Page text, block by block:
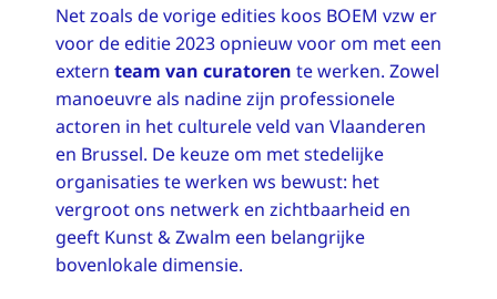
Net zoals de vorige edities koos BOEM vzw er
voor de editie 2023 opnieuw voor om met een
extern team van curatoren te werken. Zowel
manoeuvre als nadine zijn professionele
actoren in het culturele veld van Vlaanderen
en Brussel. De keuze om met stedelijke
organisaties te werken ws bewust: het
vergroot ons netwerk en zichtbaarheid en
geeft Kunst & Zwalm een belangrijke
bovenlokale dimensie.